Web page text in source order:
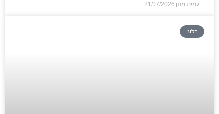
עמית מתן 21/07/2026
בלוג